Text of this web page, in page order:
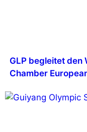
GLP begleitet den
Chamber